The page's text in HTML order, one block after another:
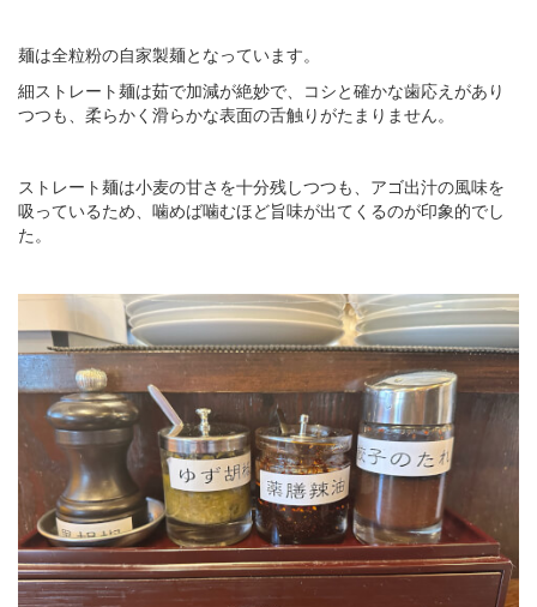
麺は全粒粉の自家製麺となっています。
細ストレート麺は茹で加減が絶妙で、コシと確かな歯応えがあり
つつも、柔らかく滑らかな表面の舌触りがたまりません。
ストレート麺は小麦の甘さを十分残しつつも、アゴ出汁の風味を
吸っているため、噛めば噛むほど旨味が出てくるのが印象的でし
た。